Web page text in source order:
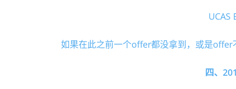
UCAS
如果在此之前一个offer都没拿到，或是offer
四、